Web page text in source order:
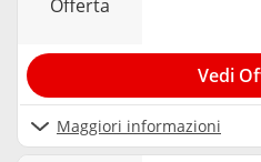
offerta
Maggiori informazioni
Vedi